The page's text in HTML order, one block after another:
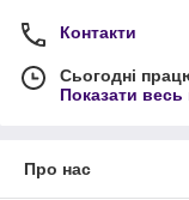
Контакти
Сьогодні
Показати весь
Про нас